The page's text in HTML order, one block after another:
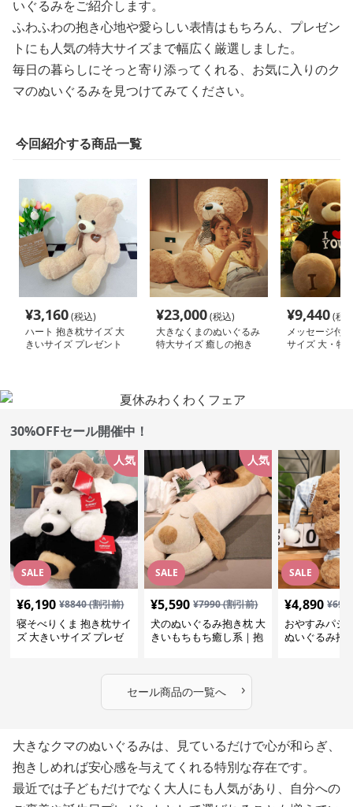
いぐるみをご紹介します。
ふわふわの抱き心地や愛らしい表情はもちろん、プレゼン
トにも人気の特大サイズまで幅広く厳選しました。
毎日の暮らしにそっと寄り添ってくれる、お気に入りのク
マのぬいぐるみを見つけてみてください。
今回紹介する商品一覧
¥3,160(税込)
ハート 抱き枕サイズ 大
きいサイズ プレゼント
¥23,000(税込)
大きなくまのぬいぐるみ
特大サイズ 癒しの抱き
¥9,440(税
メッセージ付
サイズ 大・特
30%OFFセール開催中！
SALE
人気
¥6,190 ¥8840(割引前)
寝そべりくま 抱き枕サイ
ズ 大きいサイズ プレゼ
SALE
人気
¥5,590 ¥7990(割引前)
犬のぬいぐるみ抱き枕 大
きいもちもち癒し系｜抱
SALE
¥4,890 ¥
おやすみパジ
ぬいぐるみ抱
セール商品の一覧へ ›
大きなクマのぬいぐるみは、見ているだけで心が和らぎ、
抱きしめれば安心感を与えてくれる特別な存在です。
最近では子どもだけでなく大人にも人気があり、自分への